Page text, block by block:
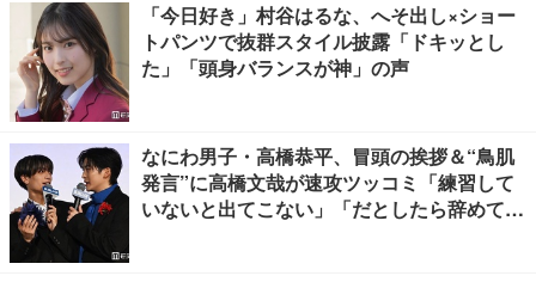
「今日好き」村谷はるな、へそ出し×ショー
トパンツで抜群スタイル披露「ドキッとし
た」「頭身バランスが神」の声
なにわ男子・高橋恭平、冒頭の挨拶＆“鳥肌
発言”に高橋文哉が速攻ツッコミ「練習して
いないと出てこない」「だとしたら辞めてく